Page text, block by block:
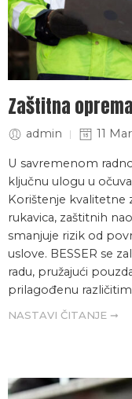
Zaštitna
admin 11
U savremenom
ključnu ulogu u
Korištenje kvalitetne
rukavica, zaštitnih
smanjuje rizik od
uslove. BESSER se
radu, pružajući
prilagođenu
NASTAVI ČITANJE ➞